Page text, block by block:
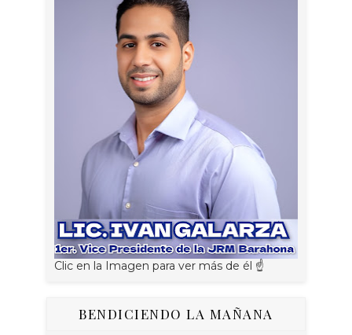
Clic en la Imagen para ver más de él ☝
BENDICIENDO LA MAÑANA